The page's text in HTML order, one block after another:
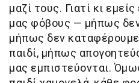
μαζί τους. Γιατί κι
μας φόβους — μήπως
μήπως δεν
παιδί, μήπως
μας εμπιστεύονται.